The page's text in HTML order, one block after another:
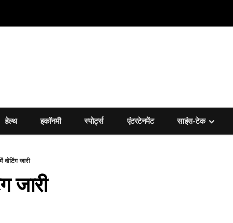
हेल्‍थ इकॉनमी स्पोर्ट्स एंटरटेनमेंट साइंस-टेक
वोटिंग जारी
जारी